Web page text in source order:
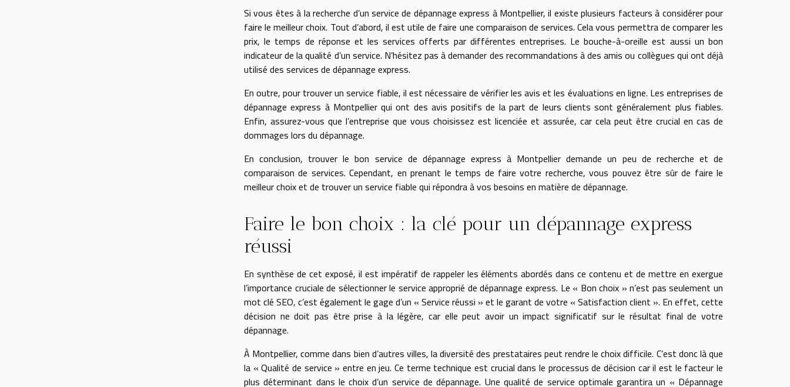
Si vous êtes à la recherche d’un service de dépannage express à Montpellier, il existe plusieurs facteurs à considérer pour
faire le meilleur choix. Tout d’abord, il est utile de faire une comparaison de services. Cela vous permettra de comparer les
prix, le temps de réponse et les services offerts par différentes entreprises. Le bouche-à-oreille est aussi un bon
indicateur de la qualité d’un service. N’hésitez pas à demander des recommandations à des amis ou collègues qui ont déjà
utilisé des services de dépannage express.
En outre, pour trouver un service fiable, il est nécessaire de vérifier les avis et les évaluations en ligne. Les entreprises de
dépannage express à Montpellier qui ont des avis positifs de la part de leurs clients sont généralement plus fiables.
Enfin, assurez-vous que l’entreprise que vous choisissez est licenciée et assurée, car cela peut être crucial en cas de
dommages lors du dépannage.
En conclusion, trouver le bon service de dépannage express à Montpellier demande un peu de recherche et de
comparaison de services. Cependant, en prenant le temps de faire votre recherche, vous pouvez être sûr de faire le
meilleur choix et de trouver un service fiable qui répondra à vos besoins en matière de dépannage.
Faire le bon choix : la clé pour un dépannage express
réussi
En synthèse de cet exposé, il est impératif de rappeler les éléments abordés dans ce contenu et de mettre en exergue
l’importance cruciale de sélectionner le service approprié de dépannage express. Le « Bon choix » n’est pas seulement un
mot clé SEO, c’est également le gage d’un « Service réussi » et le garant de votre « Satisfaction client ». En effet, cette
décision ne doit pas être prise à la légère, car elle peut avoir un impact significatif sur le résultat final de votre
dépannage.
À Montpellier, comme dans bien d’autres villes, la diversité des prestataires peut rendre le choix difficile. C’est donc là que
la « Qualité de service » entre en jeu. Ce terme technique est crucial dans le processus de décision car il est le facteur le
plus déterminant dans le choix d’un service de dépannage. Une qualité de service optimale garantira un « Dépannage